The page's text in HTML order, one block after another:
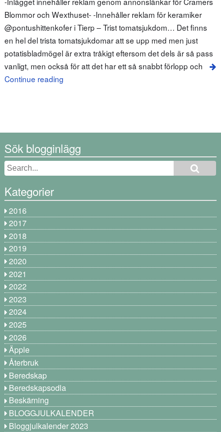
Blommor och Wexthuset- -Innehåller reklam för keramiker
@pontushittenkofer i Tierp – Trist tomatsjukdom… Det finns
en hel del trista tomatsjukdomar att se upp med men just
potatisbladmögel är extra tråkigt eftersom det dels är så pass
vanligt, men också för att det har ett så snabbt förlopp och
Continue reading
Sök blogginlägg
Kategorier
2016
2017
2018
2019
2020
2021
2022
2023
2024
2025
2026
Äpple
Återbruk
Beredskap
Beredskapsodla
Beskärning
BLOGGJULKALENDER
Bloggjulkalender 2023